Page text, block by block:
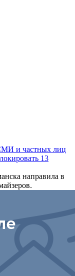
и частных лиц
13
направила в